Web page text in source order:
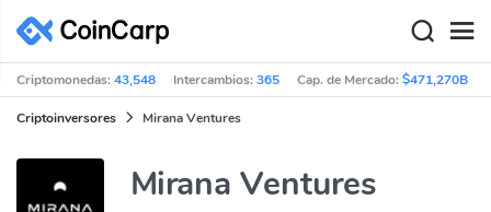
Criptomonedas:43,548 Intercambios:365 Cap. de Mercado:$471,270B
Criptoinversores Mirana Ventures
Mirana Ventures